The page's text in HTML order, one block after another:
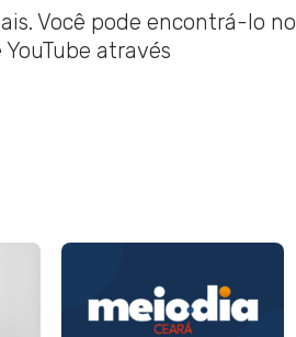
Você pode encontrá-lo no
através